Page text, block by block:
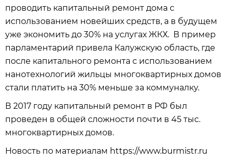
проводить капитальный ремонт дома с
использованием новейших средств, а в будущем
уже экономить до 30% на услугах ЖКХ. В пример
парламентарий привела Калужскую область, где
после капитального ремонта с использованием
нанотехнологий жильцы многоквартирных домов
стали платить на 30% меньше за коммуналку.
В 2017 году капитальный ремонт в РФ был
проведен в общей сложности почти в 45 тыс.
многоквартирных домов.
Новость по материалам https://www.burmistr.ru